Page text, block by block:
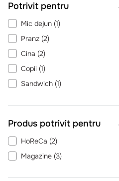
Potrivit pentru
Mic dejun (1)
Pranz (2)
Cina (2)
Copii (1)
Sandwich (1)
Produs potrivit pentru
HoReCa (2)
Magazine (3)